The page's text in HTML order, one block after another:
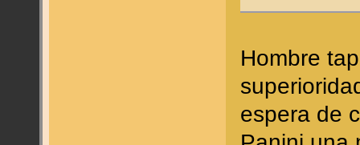
Hombre
espera de